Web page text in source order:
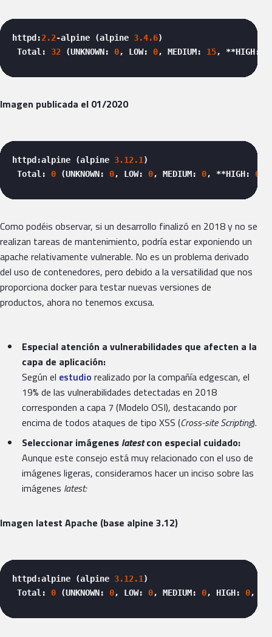
httpd:2.2-alpine (alpine 3.4.6)
Total: 32 (UNKNOWN: 0, LOW: 0, MEDIUM: 15, **HIGH:
Imagen publicada el 01/2020
httpd:alpine (alpine 3.12.1 )
Total: 0 (UNKNOWN: 0, LOW: 0, MEDIUM: 0, **HIGH: 0
Como podéis observar, si un desarrollo finalizó en 2018 y no se
realizan tareas de mantenimiento, podría estar exponiendo un
apache relativamente vulnerable. No es un problema derivado
del uso de contenedores, pero debido a la versatilidad que nos
proporciona docker para testar nuevas versiones de
productos, ahora no tenemos excusa.
Especial atención a vulnerabilidades que afecten a la
capa de aplicación:
Según el estudio realizado por la compañía edgescan, el
19% de las vulnerabilidades detectadas en 2018
corresponden a capa 7 (Modelo OSI), destacando por
encima de todos ataques de tipo XSS (Cross-site Scripting).
Seleccionar imágenes latestcon especial cuidado:
Aunque este consejo está muy relacionado con el uso de
imágenes ligeras, consideramos hacer un inciso sobre las
imágenes latest:
Imagen latest Apache (base alpine 3.12)
httpd:alpine (alpine 3.12.1 )
Total: 0 (UNKNOWN: 0, LOW: 0, MEDIUM: 0, HIGH: 0,